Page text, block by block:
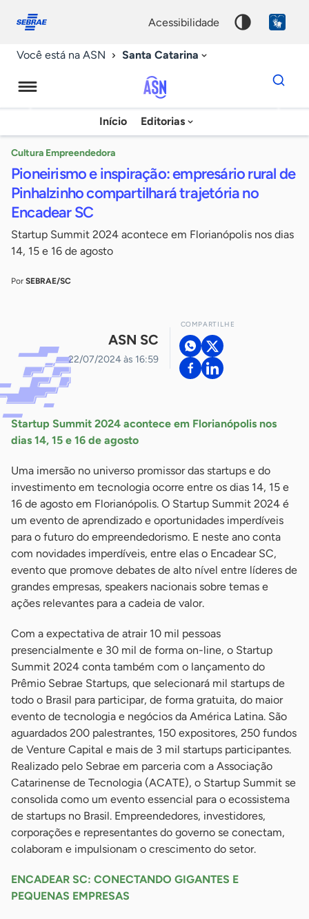
conosco
acessibilidade
Você está na ASN Santa Catarina
Agência
Sebrae
Notícias
Início Editorias
Dados
para
chave
Cultura Empreendedora
Pioneirismo e inspiração: empresário rural de
Pinhalzinho compartilhará trajetória no
Encadear SC
Startup Summit 2024 acontece em Florianópolis nos dias
14, 15 e 16 de agosto
Por SEBRAE/SC
ASN SC
22/07/2024 às 16:59
COMPARTILHE
Startup Summit 2024 acontece em Florianópolis nos
dias 14, 15 e 16 de agosto
Uma imersão no universo promissor das startups e do
investimento em tecnologia ocorre entre os dias 14, 15 e
16 de agosto em Florianópolis. O Startup Summit 2024 é
um evento de aprendizado e oportunidades imperdíveis
para o futuro do empreendedorismo. E neste ano conta
com novidades imperdíveis, entre elas o Encadear SC,
evento que promove debates de alto nível entre líderes de
grandes empresas, speakers nacionais sobre temas e
ações relevantes para a cadeia de valor.
Com a expectativa de atrair 10 mil pessoas
presencialmente e 30 mil de forma on-line, o Startup
Summit 2024 conta também com o lançamento do
Prêmio Sebrae Startups, que selecionará mil startups de
todo o Brasil para participar, de forma gratuita, do maior
evento de tecnologia e negócios da América Latina. São
aguardados 200 palestrantes, 150 expositores, 250 fundos
de Venture Capital e mais de 3 mil startups participantes.
Realizado pelo Sebrae em parceria com a Associação
Catarinense de Tecnologia (ACATE), o Startup Summit se
consolida como um evento essencial para o ecossistema
de startups no Brasil. Empreendedores, investidores,
corporações e representantes do governo se conectam,
colaboram e impulsionam o crescimento do setor.
ENCADEAR SC: CONECTANDO GIGANTES E
PEQUENAS EMPRESAS